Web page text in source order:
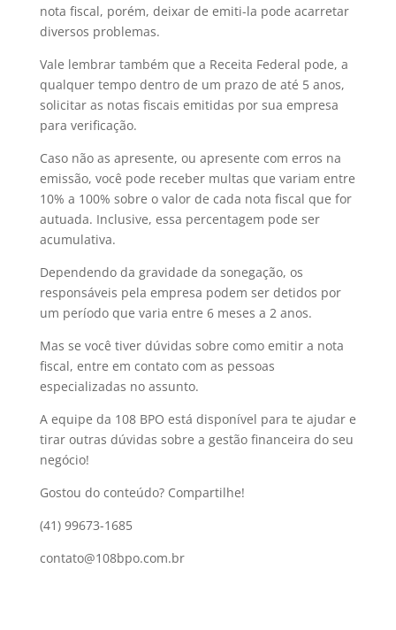
nota fiscal, porém, deixar de emiti-la pode acarretar
diversos problemas.
Vale lembrar também que a Receita Federal pode, a
qualquer tempo dentro de um prazo de até 5 anos,
solicitar as notas fiscais emitidas por sua empresa
para verificação.
Caso não as apresente, ou apresente com erros na
emissão, você pode receber multas que variam entre
10% a 100% sobre o valor de cada nota fiscal que for
autuada. Inclusive, essa percentagem pode ser
acumulativa.
Dependendo da gravidade da sonegação, os
responsáveis pela empresa podem ser detidos por
um período que varia entre 6 meses a 2 anos.
Mas se você tiver dúvidas sobre como emitir a nota
fiscal, entre em contato com as pessoas
especializadas no assunto.
A equipe da 108 BPO está disponível para te ajudar e
tirar outras dúvidas sobre a gestão financeira do seu
negócio!
Gostou do conteúdo? Compartilhe!
(41) 99673-1685
contato@108bpo.com.br